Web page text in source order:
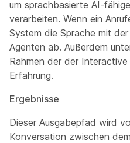
um sprachbasierte AI-
verarbeiten. Wenn ein
System die Sprache mit
Agenten ab. Außerdem
Rahmen der der
Erfahrung.
Ergebnisse
Dieser Ausgabepfad wird
Konversation zwischen